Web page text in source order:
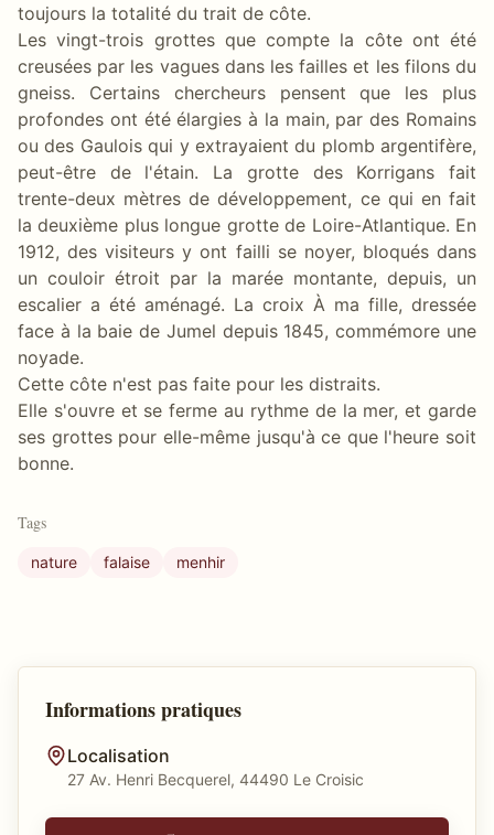
toujours la totalité du trait de côte.
Les vingt-trois grottes que compte la côte ont été
creusées par les vagues dans les failles et les filons du
gneiss. Certains chercheurs pensent que les plus
profondes ont été élargies à la main, par des Romains
ou des Gaulois qui y extrayaient du plomb argentifère,
peut-être de l'étain. La grotte des Korrigans fait
trente-deux mètres de développement, ce qui en fait
la deuxième plus longue grotte de Loire-Atlantique. En
1912, des visiteurs y ont failli se noyer, bloqués dans
un couloir étroit par la marée montante, depuis, un
escalier a été aménagé. La croix À ma fille, dressée
face à la baie de Jumel depuis 1845, commémore une
noyade.
Cette côte n'est pas faite pour les distraits.
Elle s'ouvre et se ferme au rythme de la mer, et garde
ses grottes pour elle-même jusqu'à ce que l'heure soit
bonne.
Tags
nature falaise menhir
Informations pratiques
Localisation
27 Av. Henri Becquerel, 44490 Le Croisic